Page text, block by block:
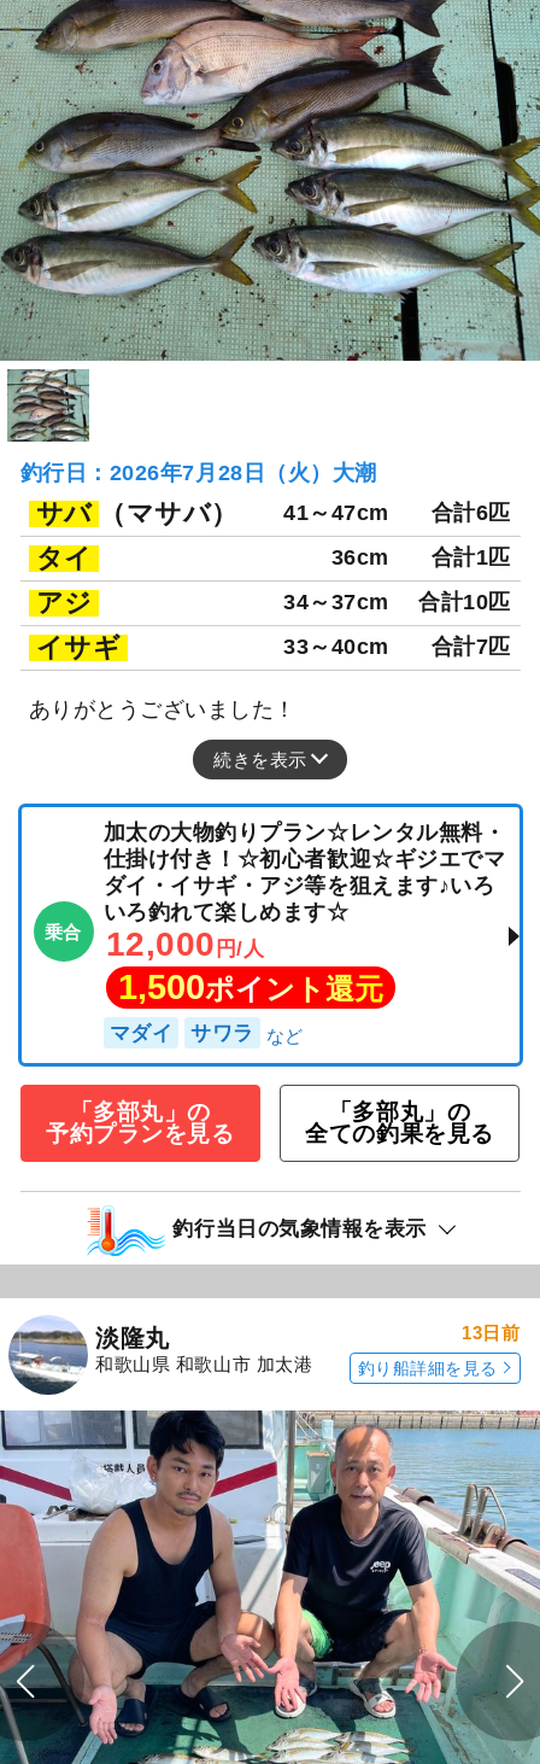
釣行日：2026年7月28日（火）大潮
サバ （マサバ） 41～47cm 合計6匹
タイ 36cm 合計1匹
アジ 34～37cm 合計10匹
イサギ 33～40cm 合計7匹
ありがとうございました！
続きを表示
乗合
加太の大物釣りプラン☆レンタル無料・
仕掛け付き！☆初心者歓迎☆ギジエでマ
ダイ・イサギ・アジ等を狙えます♪いろ
いろ釣れて楽しめます☆
12,000 円/人
1,500ポイント還元
マダイ サワラ
「多部丸」の
予約プランを見る
「多部丸」の
全ての釣果を見る
釣行当日の気象情報を表示
淡隆丸
和歌山県 和歌山市 加太港
13日前
釣り船詳細を見る